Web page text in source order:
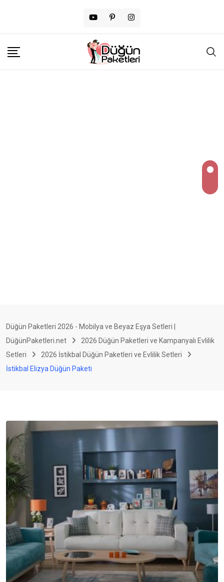
Düğün Paketleri 2026 - Mobilya ve Beyaz Eşya Setleri |
DüğünPaketleri.net
2026 Düğün Paketleri ve Kampanyalı Evlilik
Setleri
2026 İstikbal Düğün Paketleri ve Evlilik Setleri
İstikbal Elizya Düğün Paketi